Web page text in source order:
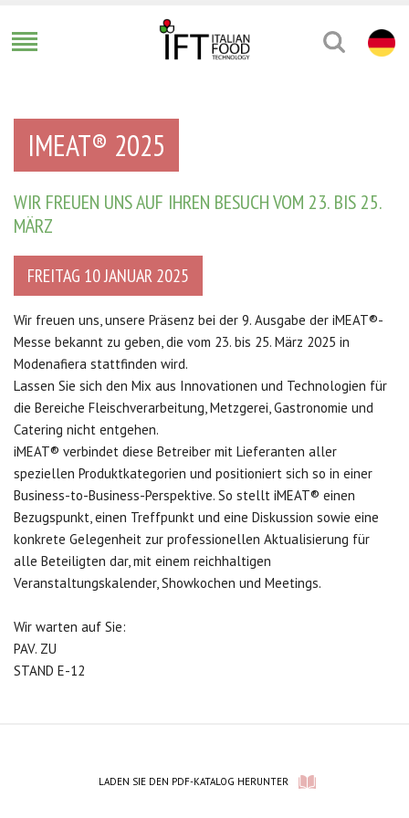
IMEAT® 2025
WIR FREUEN UNS AUF IHREN BESUCH VOM 23. BIS 25.
MÄRZ
FREITAG 10 JANUAR 2025
Wir freuen uns, unsere Präsenz bei der 9. Ausgabe der iMEAT®-
Messe bekannt zu geben, die vom 23. bis 25. März 2025 in
Modenafiera stattfinden wird.
Lassen Sie sich den Mix aus Innovationen und Technologien für
die Bereiche Fleischverarbeitung, Metzgerei, Gastronomie und
Catering nicht entgehen.
iMEAT® verbindet diese Betreiber mit Lieferanten aller
speziellen Produktkategorien und positioniert sich so in einer
Business-to-Business-Perspektive. So stellt iMEAT® einen
Bezugspunkt, einen Treffpunkt und eine Diskussion sowie eine
konkrete Gelegenheit zur professionellen Aktualisierung für
alle Beteiligten dar, mit einem reichhaltigen
Veranstaltungskalender, Showkochen und Meetings.
Wir warten auf Sie:
PAV. ZU
STAND E-12
LADEN SIE DEN PDF-KATALOG HERUNTER